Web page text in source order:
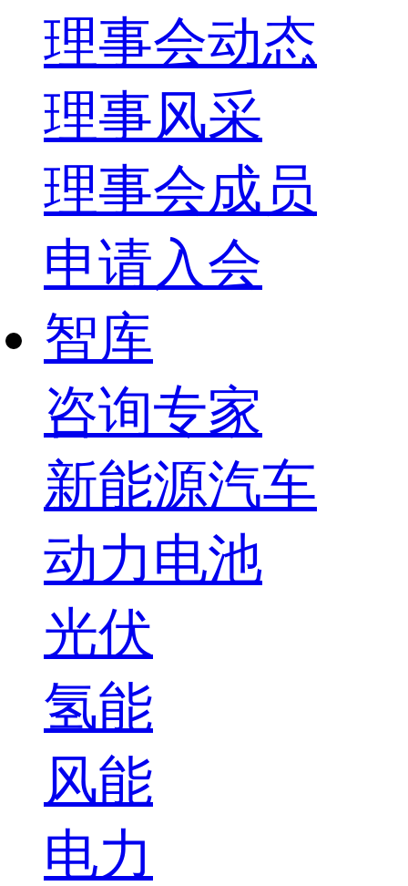
理事会动态
理事风采
理事会成员
申请入会
智库
咨询专家
新能源汽车
动力电池
光伏
氢能
风能
电力